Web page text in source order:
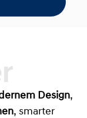
Design,
, smarter